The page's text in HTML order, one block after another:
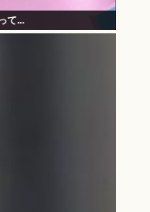
て...